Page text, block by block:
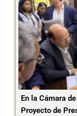
En la Cámara
Proyecto de